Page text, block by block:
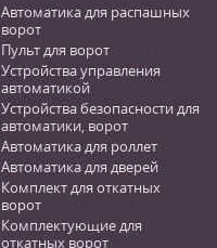
Автоматика для распашных
ворот
Пульт для ворот
Устройства управления
автоматикой
Устройства безопасности для
автоматики, ворот
Автоматика для роллет
Автоматика для дверей
Комплект для откатных
ворот
Комплектующие для
откатных ворот